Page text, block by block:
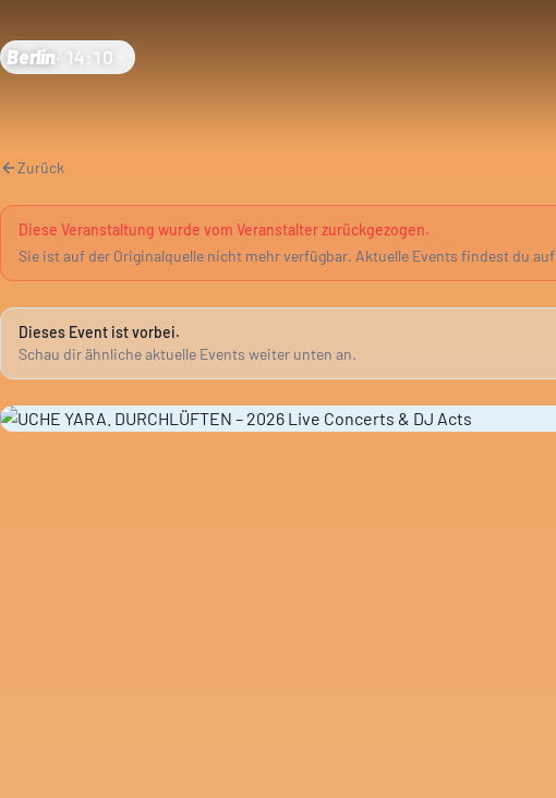
Berlin· 14:10
Zurück
Diese Veranstaltung wurde vom Veranstalter zurückgezogen.
Sie ist auf der Originalquelle nicht mehr verfügbar. Aktuelle Events findest du auf
Dieses Event ist vorbei.
Schau dir ähnliche aktuelle Events weiter unten an.